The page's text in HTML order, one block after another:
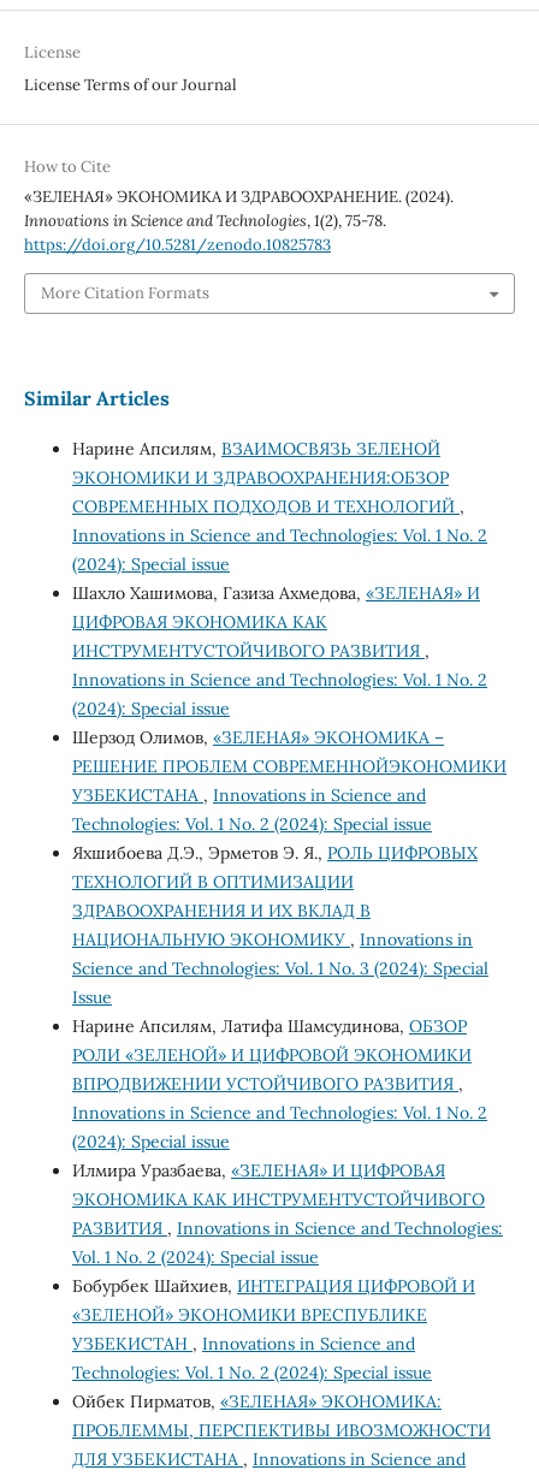
License
License Terms of our Journal
How to Cite
«ЗЕЛЕНАЯ» ЭКОНОМИКА И ЗДРАВООХРАНЕНИЕ. (2024).
Innovations in Science and Technologies,1(2), 75-78.
https://doi.org/10.5281/zenodo.10825783
More Citation Formats
Similar Articles
Нарине Апсилям, ВЗАИМОСВЯЗЬ ЗЕЛЕНОЙ
ЭКОНОМИКИ И ЗДРАВООХРАНЕНИЯ:ОБЗОР
СОВРЕМЕННЫХ ПОДХОДОВ И ТЕХНОЛОГИЙ ,
Innovations in Science and Technologies: Vol. 1 No. 2
(2024): Special issue
Шахло Хашимова, Газиза Ахмедова, «ЗЕЛЕНАЯ» И
ЦИФРОВАЯ ЭКОНОМИКА КАК
ИНСТРУМЕНТУСТОЙЧИВОГО РАЗВИТИЯ ,
Innovations in Science and Technologies: Vol. 1 No. 2
(2024): Special issue
Шерзод Олимов, «ЗЕЛЕНАЯ» ЭКОНОМИКА –
РЕШЕНИЕ ПРОБЛЕМ СОВРЕМЕННОЙЭКОНОМИКИ
УЗБЕКИСТАНА , Innovations in Science and
Technologies: Vol. 1 No. 2 (2024): Special issue
Яхшибоева Д.Э., Эрметов Э. Я., РОЛЬ ЦИФРОВЫХ
ТЕХНОЛОГИЙ В ОПТИМИЗАЦИИ
ЗДРАВООХРАНЕНИЯ И ИХ ВКЛАД В
НАЦИОНАЛЬНУЮ ЭКОНОМИКУ , Innovations in
Science and Technologies: Vol. 1 No. 3 (2024): Special
Issue
Нарине Апсилям, Латифа Шамсудинова, ОБЗОР
РОЛИ «ЗЕЛЕНОЙ» И ЦИФРОВОЙ ЭКОНОМИКИ
ВПРОДВИЖЕНИИ УСТОЙЧИВОГО РАЗВИТИЯ ,
Innovations in Science and Technologies: Vol. 1 No. 2
(2024): Special issue
Илмира Уразбаева, «ЗЕЛЕНАЯ» И ЦИФРОВАЯ
ЭКОНОМИКА КАК ИНСТРУМЕНТУСТОЙЧИВОГО
РАЗВИТИЯ , Innovations in Science and Technologies:
Vol. 1 No. 2 (2024): Special issue
Бобурбек Шайхиев, ИНТЕГРАЦИЯ ЦИФРОВОЙ И
«ЗЕЛЕНОЙ» ЭКОНОМИКИ ВРЕСПУБЛИКЕ
УЗБЕКИСТАН , Innovations in Science and
Technologies: Vol. 1 No. 2 (2024): Special issue
Ойбек Пирматов, «ЗЕЛЕНАЯ» ЭКОНОМИКА:
ПРОБЛЕММЫ, ПЕРСПЕКТИВЫ ИВОЗМОЖНОСТИ
ДЛЯ УЗБЕКИСТАНА , Innovations in Science and